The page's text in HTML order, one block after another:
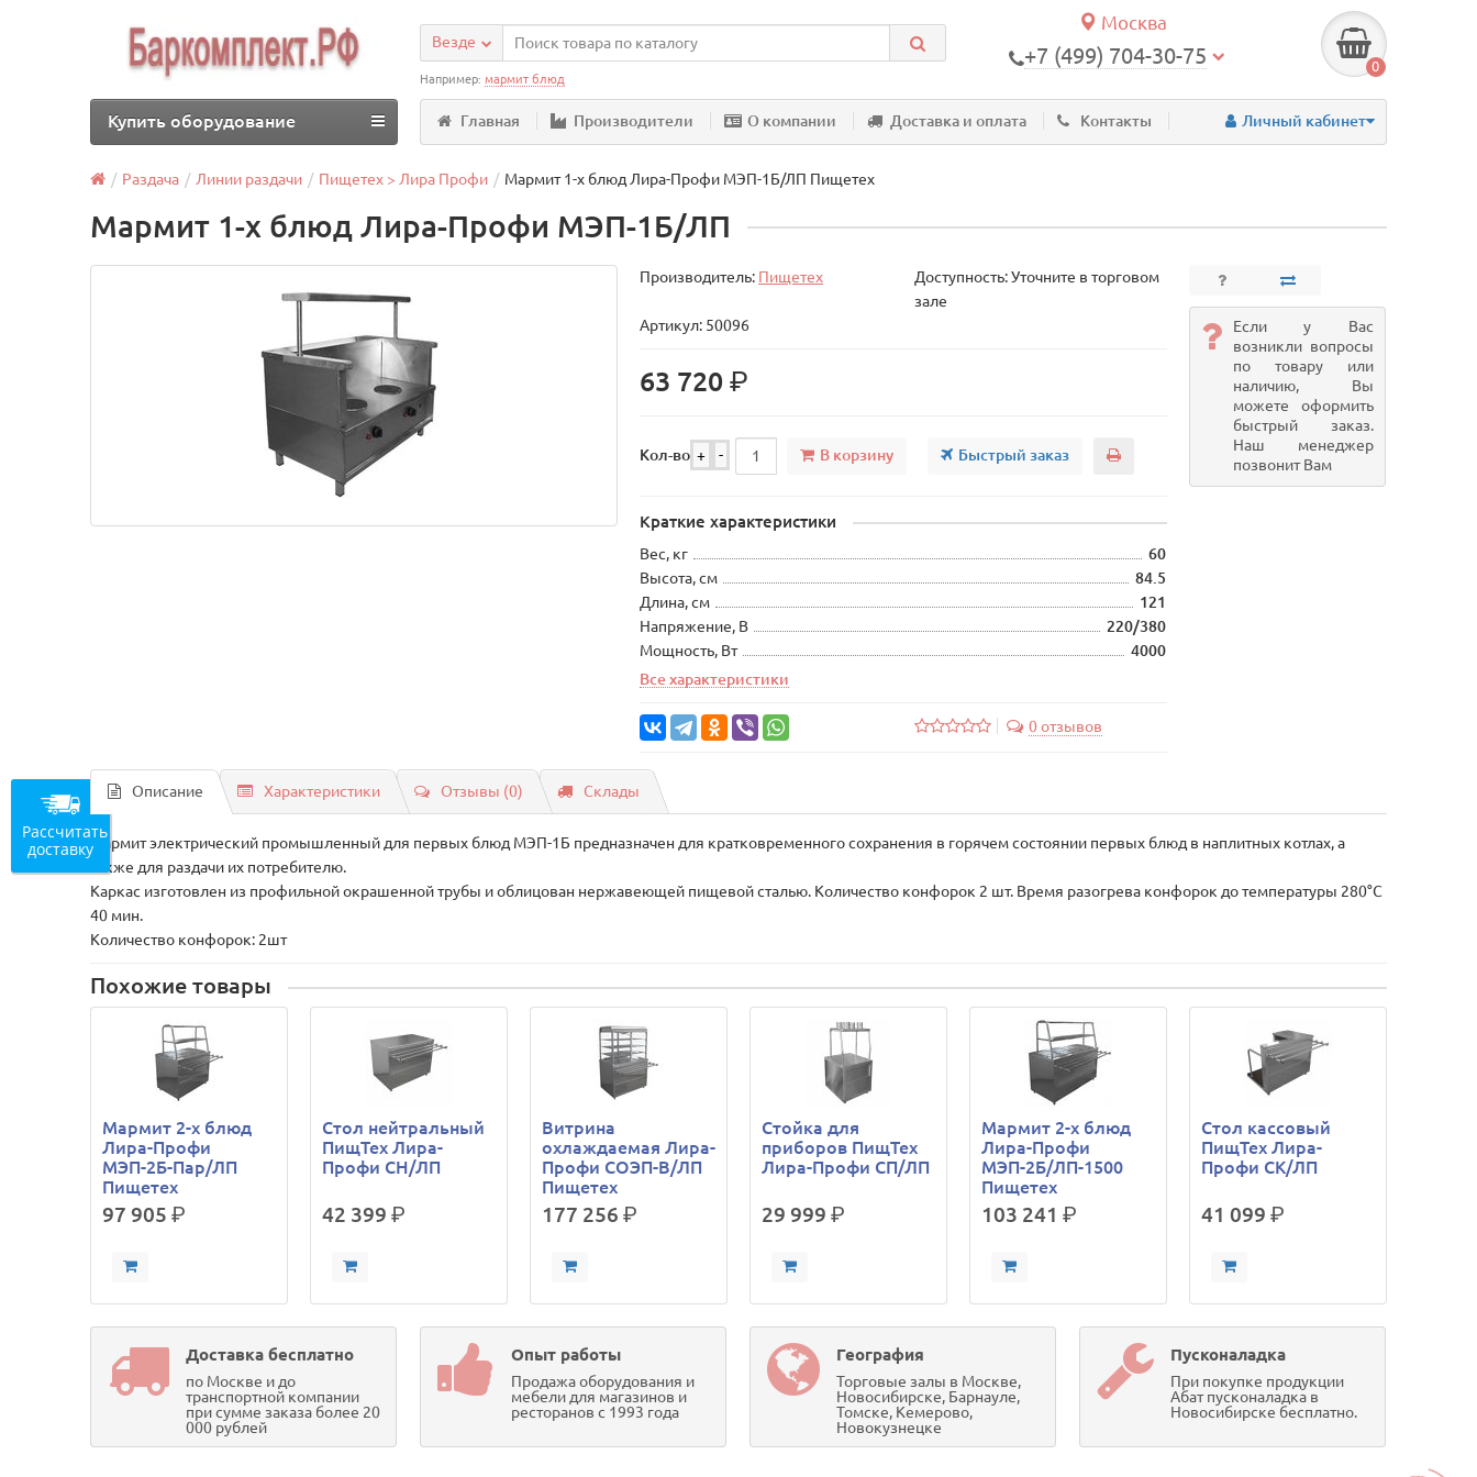
Москва
+7 (499) 704-30-75 0
Везде
Например:мармит блюд
Главная Производители О компании Доставка и оплата Контакты Личный кабинет
Купить оборудование
Раздача Линии раздачи Пищетех > Лира Профи Мармит 1-х блюд Лира-Профи МЭП-1Б/ЛП Пищетех
Мармит 1-х блюд Лира-Профи МЭП-1Б/ЛП
Производитель: Пищетех
Доступность: Уточните в торговом
зале
Артикул: 50096
63 720р.
Кол-во + - В корзину Быстрый заказ
Краткие характеристики
Вес, кг
60
Высота, см
84.5
Длина, см
121
Напряжение, В
220/380
Мощность, Вт
4000
Все характеристики
0 отзывов
Если у Вас
возникли вопросы
по товару или
наличию, Вы
можете оформить
быстрый заказ.
Наш менеджер
позвонит Вам
Описание Характеристики Отзывы (0) Склады
Мармит электрический промышленный для первых блюд МЭП-1Б предназначен для кратковременного сохранения в горячем состоянии первых блюд в наплитных котлах, а
также для раздачи их потребителю.
Каркас изготовлен из профильной окрашенной трубы и облицован нержавеющей пищевой сталью. Количество конфорок 2 шт. Время разогрева конфорок до температуры 280°С
40 мин.
Количество конфорок: 2шт
Похожие товары
Мармит 2-х блюд
Лира-Профи
МЭП-2Б-Пар/ЛП
Пищетех
97 905р.
Стол нейтральный
ПищТех Лира-
Профи СН/ЛП
42 399р.
Витрина
охлаждаемая Лира-
Профи СОЭП-В/ЛП
Пищетех
177 256р.
Стойка для
приборов ПищТех
Лира-Профи СП/ЛП
29 999р.
Мармит 2-х блюд
Лира-Профи
МЭП-2Б/ЛП-1500
Пищетех
103 241р.
Стол кассовый
ПищТех Лира-
Профи СК/ЛП
41 099р.
Доставка бесплатно
по Москве и до
транспортной компании
при сумме заказа более 20
000 рублей
Опыт работы
Продажа оборудования и
мебели для магазинов и
ресторанов с 1993 года
География
Торговые залы в Москве,
Новосибирске, Барнауле,
Томске, Кемерово,
Новокузнецке
Пусконаладка
При покупке продукции
Абат пусконаладка в
Новосибирске бесплатно.
Рассчитать
доставку